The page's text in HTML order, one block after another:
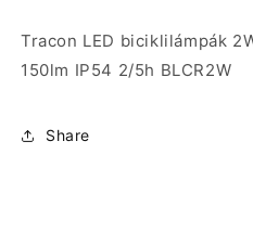
BLCR2W
mennyiségének
csökkentése
BLCR2W
növelése
Tracon LED biciklilámpák
150lm IP54 2/5h BLCR2W
Share